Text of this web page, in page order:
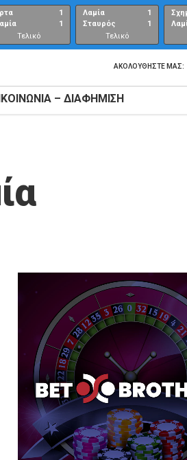
1
1
Τελικό
αποτέλεσμα
Λαμία
Σταυρός
1
1
Τελικό
αποτέλεσμα
ΑΚΟΛΟΥΘΉΣΤΕ ΜΑΣ:
– ΔΙΑΦΉΜΙΣΗ